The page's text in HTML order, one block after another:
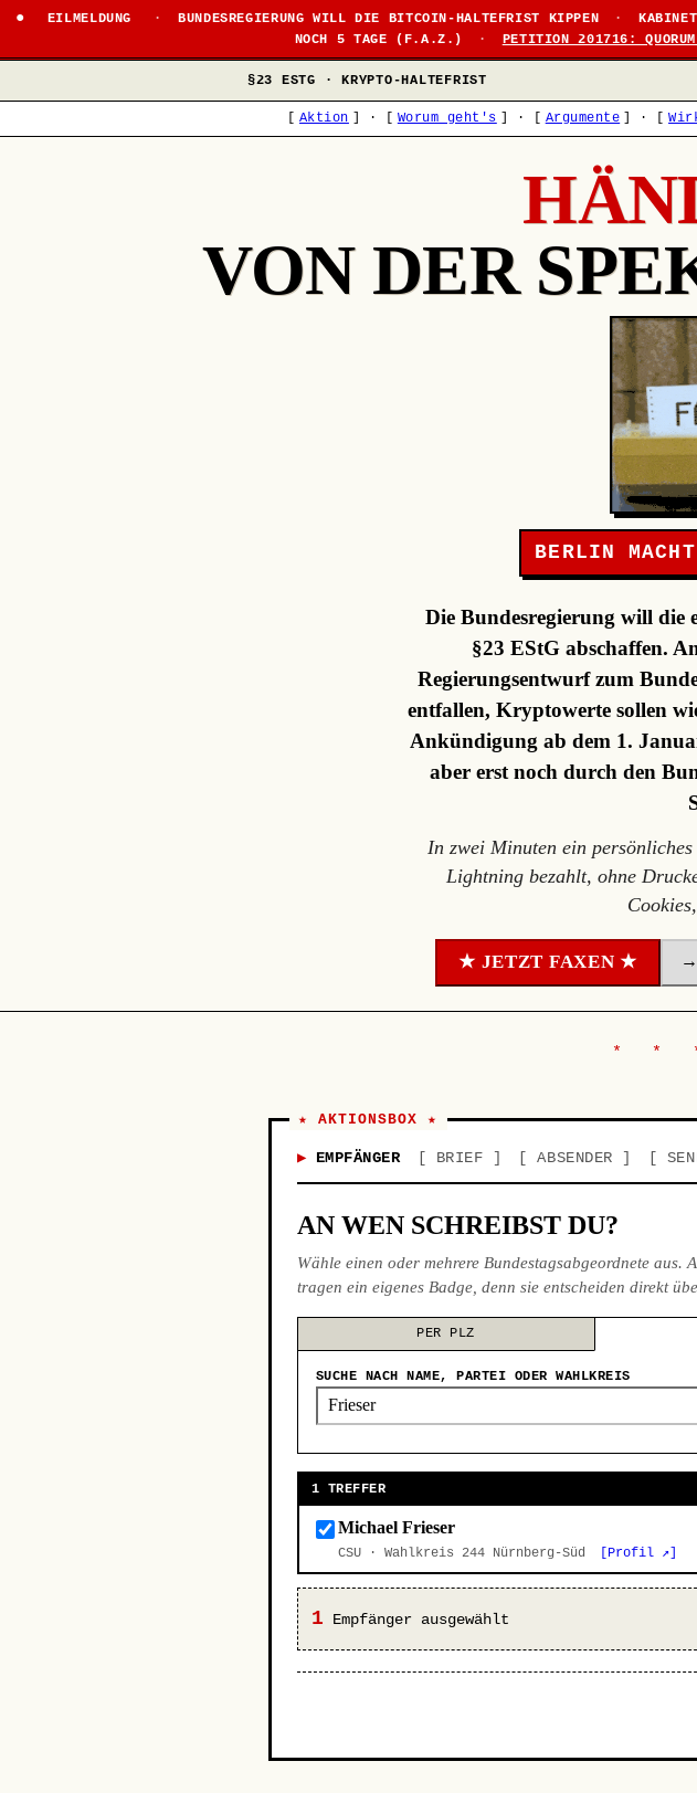
● EILMELDUNG · BUNDESREGIERUNG WILL DIE BITCOIN-HALTEFRIST KIPPEN ·
NOCH 5 TAGE (F.A.Z.)
· PETITION 201716:
§23 ESTG · KRYPTO-HALTEFRIST
Aktion · Worum geht's · Argumente ·
VON DER
BERLIN
Die Bundesregierung will
§23 EStG abschaffen.
Regierungsentwurf zum
entfallen, Kryptowerte sollen
Ankündigung ab dem 1.
aber erst noch durch den
In zwei Minuten ein
Lightning bezahlt, ohne
★ JETZT FAXEN ★ →
★ AKTIONSBOX ★
EMPFÄNGER BRIEF ABSENDER
AN WEN SCHREIBST DU?
Wähle einen oder mehrere Bundestagsabgeordnete aus.
tragen ein eigenes Badge, denn sie entscheiden direkt
PER PLZ
SUCHE NACH NAME, PARTEI ODER WAHLKREIS
1 TREFFER
Michael Frieser
CSU · Wahlkreis 244 Nürnberg-Süd [Profil ↗]
1 Empfänger ausgewählt